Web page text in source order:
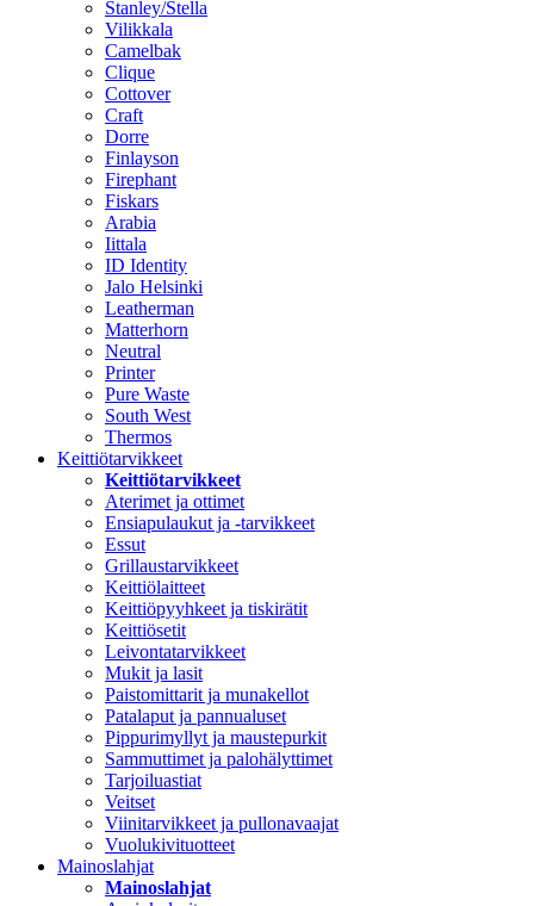
Stanley/Stella
Vilikkala
Camelbak
Clique
Cottover
Craft
Dorre
Finlayson
Firephant
Fiskars
Arabia
Iittala
ID Identity
Jalo Helsinki
Leatherman
Matterhorn
Neutral
Printer
Pure Waste
South West
Thermos
Keittiötarvikkeet
Keittiötarvikkeet
Aterimet ja ottimet
Ensiapulaukut ja -tarvikkeet
Essut
Grillaustarvikkeet
Keittiölaitteet
Keittiöpyyhkeet ja tiskirätit
Keittiösetit
Leivontatarvikkeet
Mukit ja lasit
Paistomittarit ja munakellot
Patalaput ja pannualuset
Pippurimyllyt ja maustepurkit
Sammuttimet ja palohälyttimet
Tarjoiluastiat
Veitset
Viinitarvikkeet ja pullonavaajat
Vuolukivituotteet
Mainoslahjat
Mainoslahjat